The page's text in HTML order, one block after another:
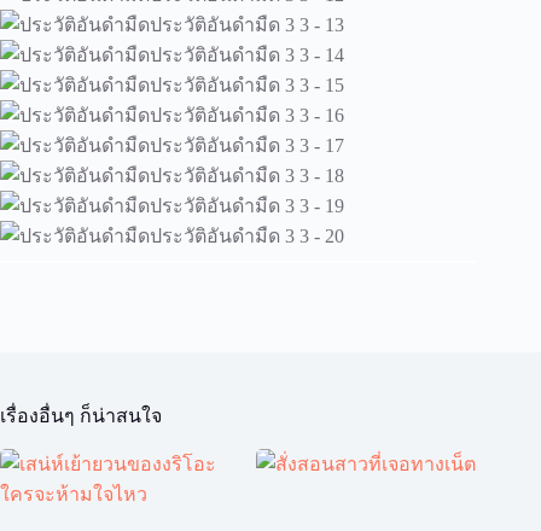
เรื่องอื่นๆ ก็น่าสนใจ